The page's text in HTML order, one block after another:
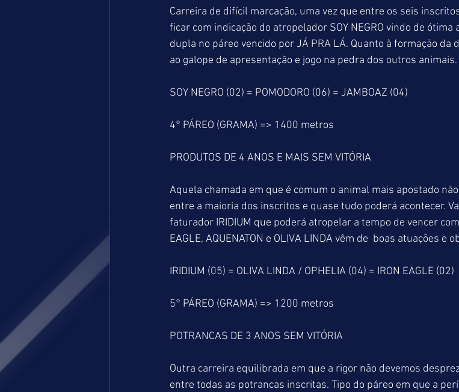
Carreira de difícil marcação, uma vez que entre os seis
ficar com indicação do atropelador SOY NEGRO vindo de
dupla no páreo vencido por JÁ PRA LÁ. Quanto à formação da
ao galope de apresentação e jogo na pedra dos outros animais.
SOY NEGRO (02) = POMODORO (06) = JAMBOAZ (04)
4° PÁREO (GRAMA) => 1400 metros
PRODUTOS DE 4 ANOS E MAIS SEM VITÓRIA
Aquela chamada em que é comum o animal mais apostado
entre a maioria dos inscritos e quase tudo poderá acontecer.
faturador IRIDIUM que poderá atropelar a tempo de vencer
EAGLE, AQUENATON e OLIVA LINDA vêm de  boas atuações
IRIDIUM (05) = OLIVA LINDA / OPHELIA (04) = IRON EAGLE (02)
5° PÁREO (GRAMA) => 1200 metros
POTRANCAS DE 3 ANOS SEM VITÓRIA
Outra carreira equilibrada em que a rigor não devemos
entre todas as potrancas inscritas. Tipo do páreo em que a